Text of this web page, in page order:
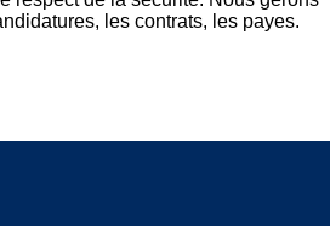
les contrats, les payes.